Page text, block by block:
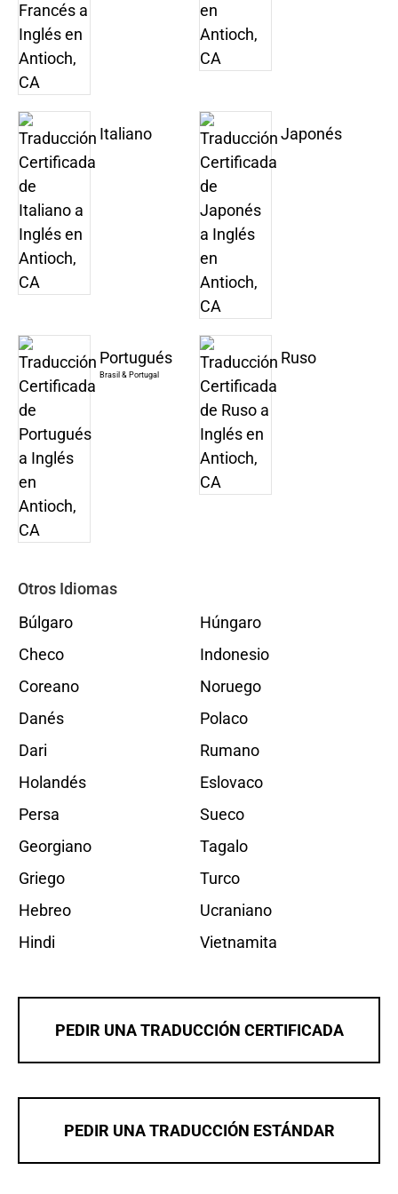
Italiano Japonés
Portugués
Brasil & Portugal
Ruso
Otros Idiomas
Búlgaro
Checo
Coreano
Danés
Dari
Holandés
Persa
Georgiano
Griego
Hebreo
Hindi
Húngaro
Indonesio
Noruego
Polaco
Rumano
Eslovaco
Sueco
Tagalo
Turco
Ucraniano
Vietnamita
PEDIR UNA TRADUCCIÓN CERTIFICADA
PEDIR UNA TRADUCCIÓN ESTÁNDAR